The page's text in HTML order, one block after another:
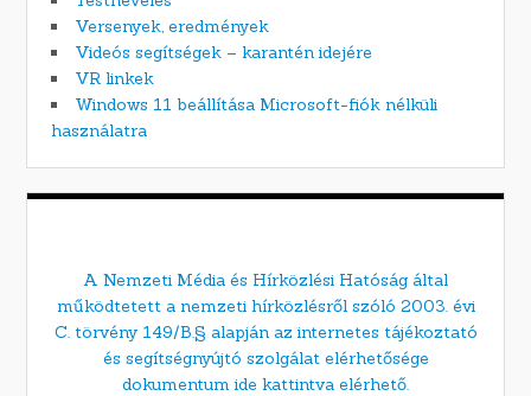
Versenyek, eredmények
Videós segítségek – karantén idejére
VR linkek
Windows 11 beállítása Microsoft-fiók nélküli
használatra
A Nemzeti Média és Hírközlési Hatóság által
működtetett a nemzeti hírközlésről szóló 2003. évi
C. törvény 149/B.§ alapján az internetes tájékoztató
és segítségnyújtó szolgálat elérhetősége
dokumentum ide kattintva elérhető.